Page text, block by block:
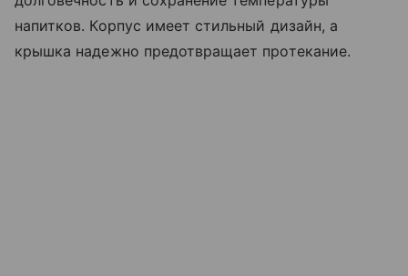
напитков. Корпус имеет стильный дизайн, а
крышка надежно предотвращает протекание.